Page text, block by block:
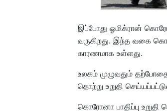
இப்போது ஓமிக்ரான்
வருகிறது. இந்த வகை
காரணமாக உள்ளது.
உலகம் முழுவதும்
தொற்று உறுதி
கொரோனா பாதிப்பு